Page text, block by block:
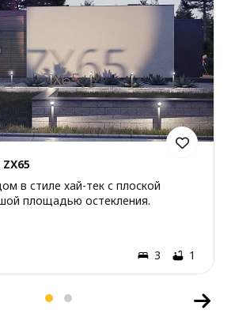
в стиле хай-тек с плоской
площадью остекления.
3 1